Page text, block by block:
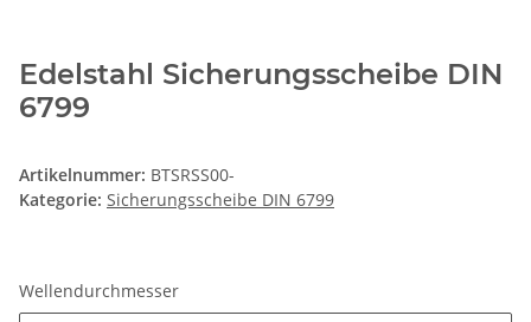
Edelstahl Sicherungsscheibe DIN
6799
Artikelnummer: BTSRSS00-
Kategorie: Sicherungsscheibe DIN 6799
Wellendurchmesser